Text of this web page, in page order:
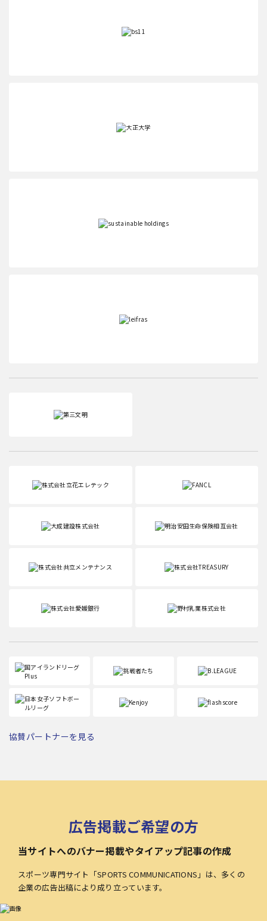
協賛パートナーを見る
広告掲載ご希望の方
当サイトへのバナー掲載やタイアップ記事の作成
スポーツ専門サイト「SPORTS COMMUNICATIONS」は、多くの
企業の広告出稿により成り立っています。